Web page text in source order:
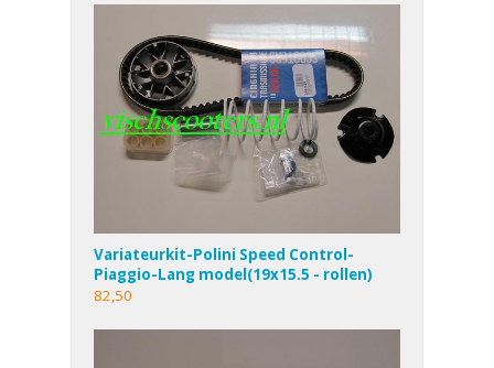
Variateurkit-Polini Speed Control-
Piaggio-Lang model(19x15.5 - rollen)
82,50